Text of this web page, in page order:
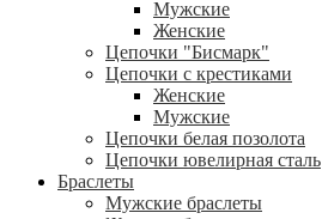
Мужские
Женские
Цепочки "Бисмарк"
Цепочки с крестиками
Женские
Мужские
Цепочки белая позолота
Цепочки ювелирная сталь
Браслеты
Мужские браслеты